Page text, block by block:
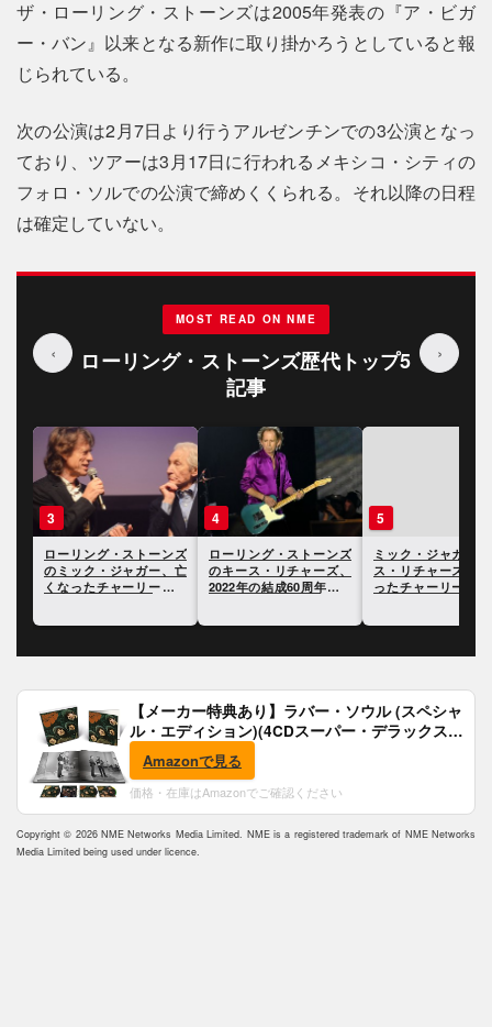
ザ・ローリング・ストーンズは2005年発表の『ア・ビガ
ー・バン』以来となる新作に取り掛かろうとしていると報
じられている。
次の公演は2月7日より行うアルゼンチンでの3公演となっ
ており、ツアーは3月17日に行われるメキシコ・シティの
フォロ・ソルでの公演で締めくくられる。それ以降の日程
は確定していない。
‹
MOST READ ON NME
ローリング・ストーンズ歴代トップ5
記事
›
3
ローリング・ストーンズ
のミック・ジャガー、亡
くなったチャーリー・ワ
4
ローリング・ストーンズ
のキース・リチャーズ、
2022年の結成60周年につ
5
ミック・ジャガー
ス・リチャーズ、
ったチャーリー・
【メーカー特典あり】ラバー・ソウル (スペシャ
ル・エディション)(4CDスーパー・デラックス)
(完全生産限定盤)(SHM-CD)(特典:B2ポスター付)
Amazonで見る
価格・在庫はAmazonでご確認ください
Copyright © 2026 NME Networks Media Limited. NME is a registered trademark of NME Networks
Media Limited being used under licence.